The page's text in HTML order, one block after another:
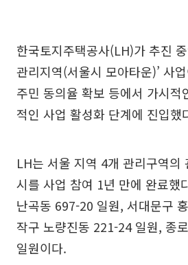
한국토지주택공사(LH)가 추진
관리지역(서울시 모아타운)’ 사
주민 동의율 확보 등에서 가시적
적인 사업 활성화 단계에 진입했
LH는 서울 지역 4개 관리구역의
시를 사업 참여 1년 만에 완료했
난곡동 697-20 일원, 서대문구
작구 노량진동 221-24 일원, 종
일원이다.